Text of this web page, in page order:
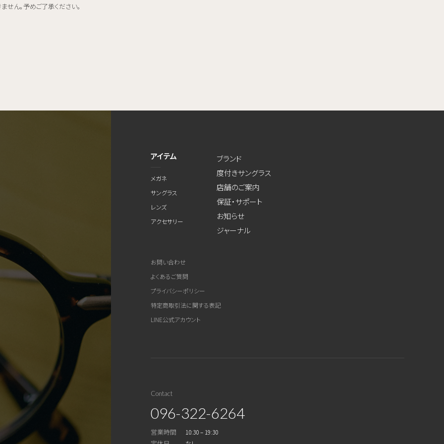
せん。予めご了承ください。
アイテム
メガネ
サングラス
レンズ
アクセサリー
ブランド
度付きサングラス
店舗のご案内
保証・サポート
お知らせ
ジャーナル
お問い合わせ
よくあるご質問
プライバシーポリシー
特定商取引法に関する表記
LINE公式アカウント
Contact
096-322-6264
営業時間 10:30 – 19:30